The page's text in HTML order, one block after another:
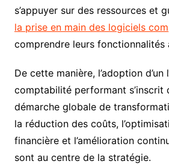
s’appuyer sur des ressources et
la prise en main des logiciels
comprendre leurs fonctionnalités
De cette manière, l’adoption
comptabilité performant s’inscrit
démarche globale de
la réduction des coûts,
financière et l’amélioration
sont au centre de la stratégie.